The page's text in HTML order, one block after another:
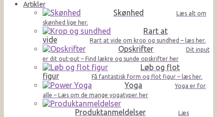
Artikler
Skønhed
Læs alt om
skønhed lige her.
Rart at
vide
Rart at vide om krop og sundhed – læs her.
Opskrifter
Dit input
er dit out-put – Find lækre og sunde opskrifter her
Løb og flot
figur
Få fantastisk form og flot figur – læs her.
Yoga
Yoga er for
alle – Læs om de mange yogatyper her
Produktanmeldelser
Læs